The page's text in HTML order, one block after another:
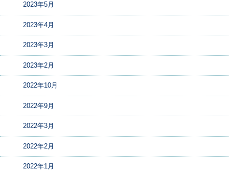
2023年5月
2023年4月
2023年3月
2023年2月
2022年10月
2022年9月
2022年3月
2022年2月
2022年1月